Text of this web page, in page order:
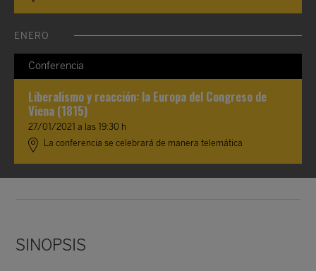
ENERO
Conferencia
Liberalismo y reacción: la Europa del Congreso de
Viena (1815)
27/01/2021 a las 19:30 h
La conferencia se celebrará de manera telemática
SINOPSIS